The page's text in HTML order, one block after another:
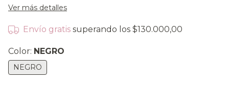
Ver más detalles
Envío gratis superando los$130.000,00
Color: NEGRO
NEGRO